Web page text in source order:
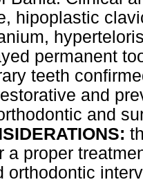
hipoplastic
permanent
teeth
and
and
a proper
orthodontic